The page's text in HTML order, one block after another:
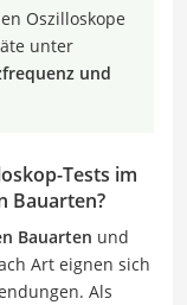
Oszilloskope
unter
und
Tests im
Bauarten?
Bauarten und
Art eignen sich
Als